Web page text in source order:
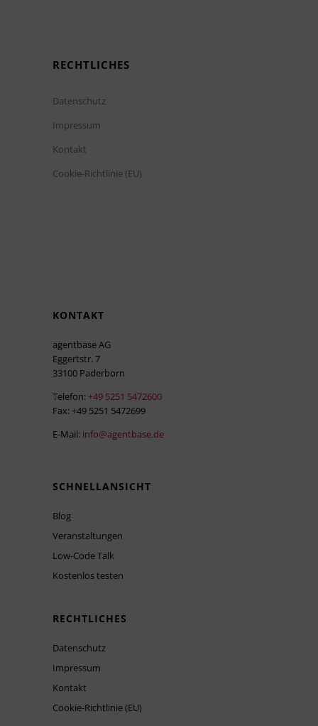
RECHTLICHES
Datenschutz
Impressum
Kontakt
Cookie-Richtlinie (EU)
KONTAKT
agentbase AG
Eggertstr. 7
33100 Paderborn
Telefon: +49 5251 5472600
Fax: +49 5251 5472699
E-Mail: info@agentbase.de
SCHNELLANSICHT
Blog
Veranstaltungen
Low-Code Talk
Kostenlos testen
RECHTLICHES
Datenschutz
Impressum
Kontakt
Cookie-Richtlinie (EU)